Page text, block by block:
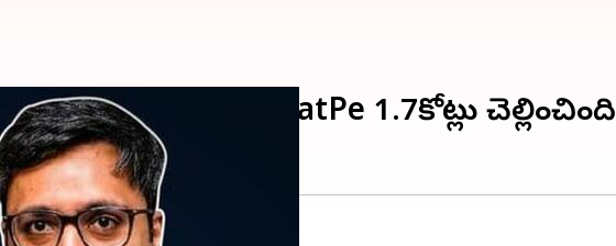
సంవత్సరంలో BharatPe 1.7కోట్లు చెల్లించింది